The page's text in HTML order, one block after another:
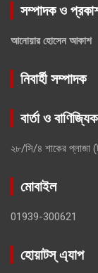
সম্পাদক ও
আনোয়ার হোসেন আকাশ
নিবার্হী সম্পাদক
বার্তা ও
২৮/সি/৪ শাকের প্লাজা
মোবাইল
01939-300621
হোয়াটস্ এ্যাপ